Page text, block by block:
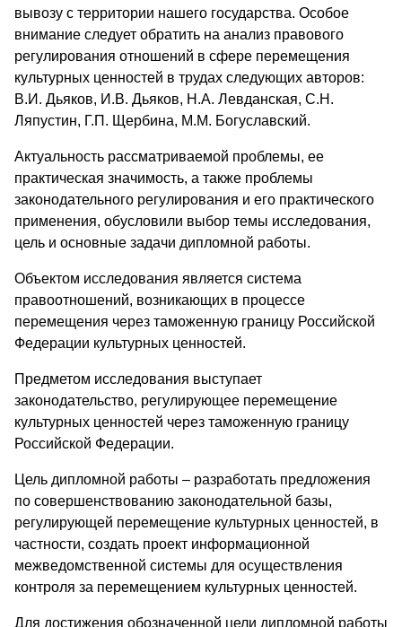
вывозу с территории нашего государства. Особое
внимание следует обратить на анализ правового
регулирования отношений в сфере перемещения
культурных ценностей в трудах следующих авторов:
В.И. Дьяков, И.В. Дьяков, Н.А. Левданская, С.Н.
Ляпустин, Г.П. Щербина, М.М. Богуславский.
Актуальность рассматриваемой проблемы, ее
практическая значимость, а также проблемы
законодательного регулирования и его практического
применения, обусловили выбор темы исследования,
цель и основные задачи дипломной работы.
Объектом исследования является система
правоотношений, возникающих в процессе
перемещения через таможенную границу Российской
Федерации культурных ценностей.
Предметом исследования выступает
законодательство, регулирующее перемещение
культурных ценностей через таможенную границу
Российской Федерации.
Цель дипломной работы – разработать предложения
по совершенствованию законодательной базы,
регулирующей перемещение культурных ценностей, в
частности, создать проект информационной
межведомственной системы для осуществления
контроля за перемещением культурных ценностей.
Для достижения обозначенной цели дипломной работы